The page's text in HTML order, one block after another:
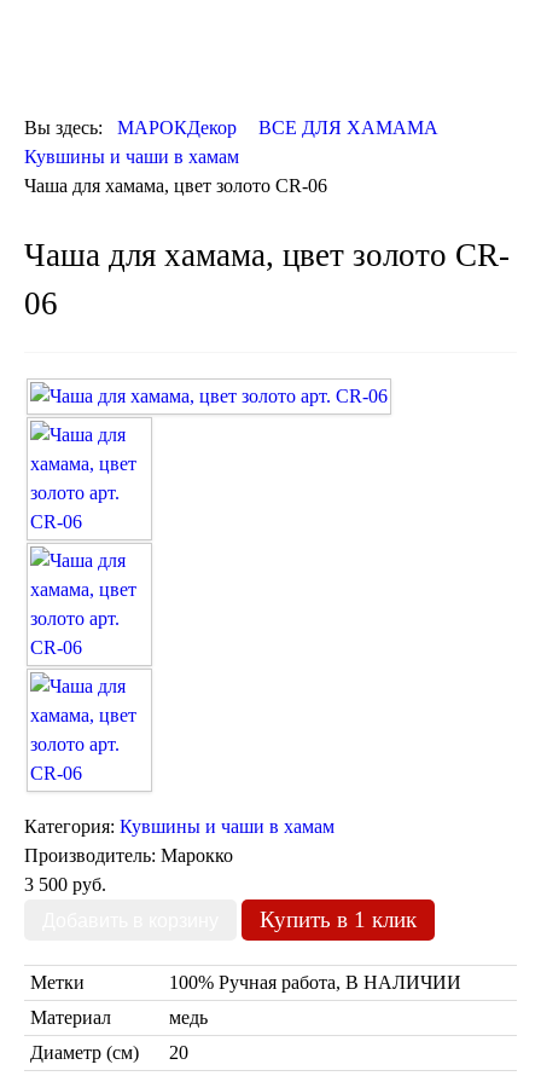
Люстры из мозаики
Люстры со стеклом
Бра из мозаики
Бра со стеклом
Настольные лампы
Марокканские лампы
Лампы со стеклом
Торшеры
Марокканские Мозаичные
ПОСУДА
Вы здесь: МАРОКДекор
ВСЕ ДЛЯ ХАМАМА
Кувшины и чаши в хамам
Чаша для хамама, цвет золото CR-06
Чаша для хамама, цвет золото CR-
06
Категория: Кувшины и чаши в хамам
Производитель: Марокко
3 500 руб.
Купить в 1 клик
Метки
100% Ручная работа, В НАЛИЧИИ
Материал
медь
Диаметр (см)
20